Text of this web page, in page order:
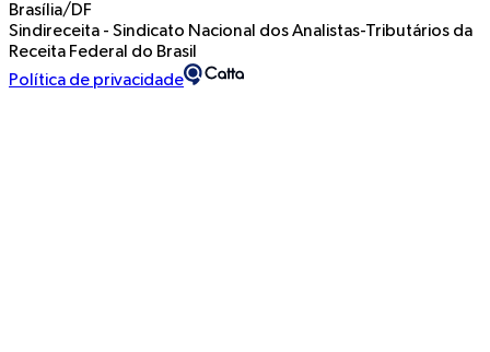
Brasília/DF
Sindireceita - Sindicato Nacional dos Analistas-Tributários da
Receita Federal do Brasil
Política de privacidade